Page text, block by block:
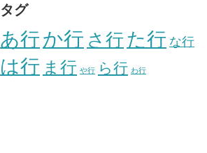
タグ
あ行か行 さ行た行 な行
は行 ま行 や行 ら行 わ行